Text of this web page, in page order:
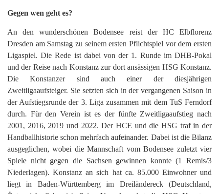
Gegen wen geht es?
An den wunderschönen Bodensee reist der HC Elbflorenz
Dresden am Samstag zu seinem ersten Pflichtspiel vor dem ersten
Ligaspiel. Die Rede ist dabei von der 1. Runde im DHB-Pokal
und der Reise nach Konstanz zur dort ansässigen HSG Konstanz.
Die Konstanzer sind auch einer der diesjährigen
Zweitligaaufsteiger. Sie setzten sich in der vergangenen Saison in
der Aufstiegsrunde der 3. Liga zusammen mit dem TuS Ferndorf
durch. Für den Verein ist es der fünfte Zweitligaaufstieg nach
2001, 2016, 2019 und 2022. Der HCE und die HSG traf in der
Handballhistorie schon mehrfach aufeinander. Dabei ist die Bilanz
ausgeglichen, wobei die Mannschaft vom Bodensee zuletzt vier
Spiele nicht gegen die Sachsen gewinnen konnte (1 Remis/3
Niederlagen). Konstanz an sich hat ca. 85.000 Einwohner und
liegt in Baden-Württemberg im Dreiländereck (Deutschland,